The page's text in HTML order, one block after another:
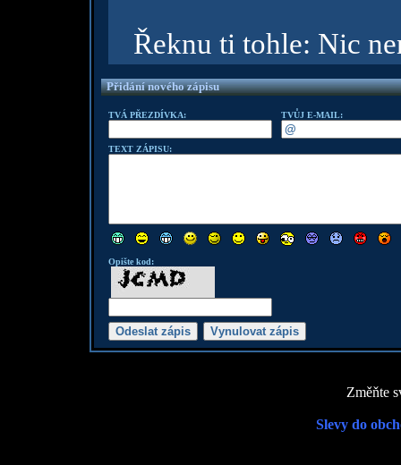
Řeknu ti tohle: Nic
Přidání nového zápisu
TVÁ PŘEZDÍVKA: TVŮJ E-MAIL:
TEXT ZÁPISU:
Opište kod:
Změňte
Slevy do